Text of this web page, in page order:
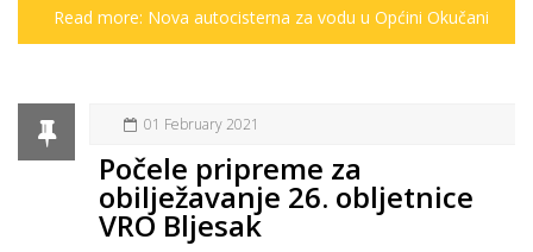
Read more: Nova autocisterna za vodu u Općini Okučani
01 February 2021
Počele pripreme za
obilježavanje 26. obljetnice
VRO Bljesak